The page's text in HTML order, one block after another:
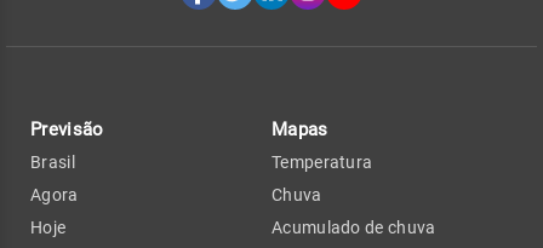
Previsão
Brasil
Agora
Hoje
Mapas
Temperatura
Chuva
Acumulado de chuva